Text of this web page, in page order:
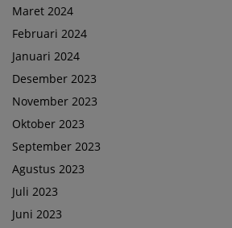
Maret 2024
Februari 2024
Januari 2024
Desember 2023
November 2023
Oktober 2023
September 2023
Agustus 2023
Juli 2023
Juni 2023